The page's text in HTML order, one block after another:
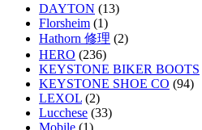
DAYTON (13)
Florsheim (1)
Hathorn 修理 (2)
HERO (236)
KEYSTONE BIKER BOOTS
KEYSTONE SHOE CO (94)
LEXOL (2)
Lucchese (33)
Mobile (1)